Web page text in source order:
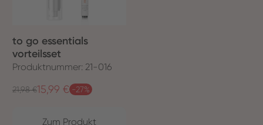
to go essentials
vorteilsset
Produktnummer: 21-016
Verkaufspreis:
Regulärer Preis:
21,98 €15,99 € -27%
Zum Produkt